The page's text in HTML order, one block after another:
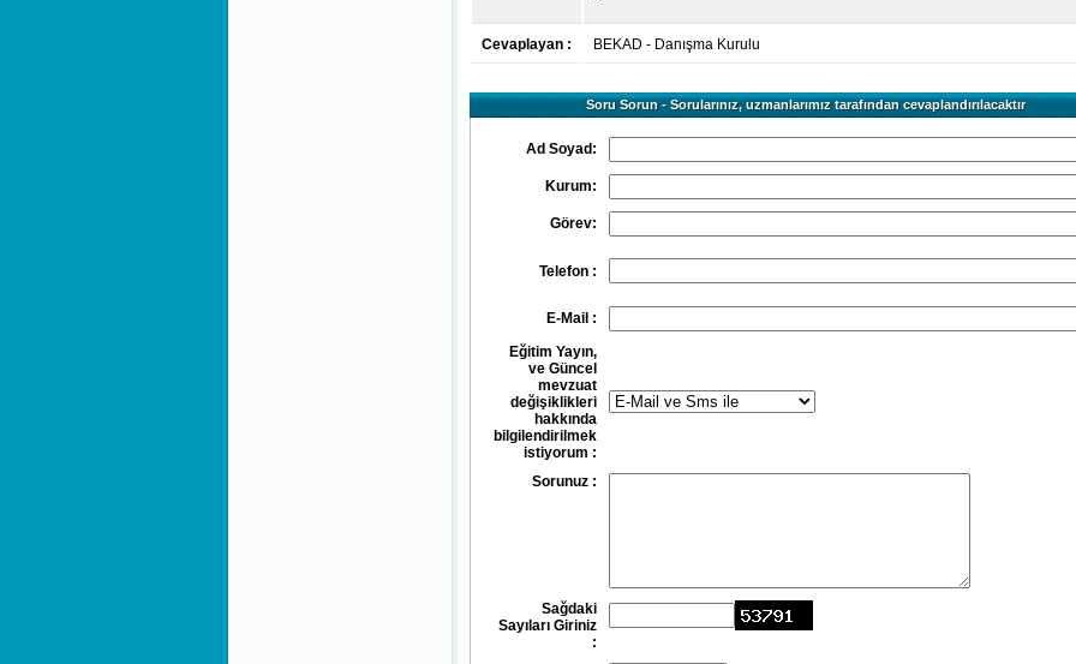
Cevaplayan : BEKAD - Danışma Kurulu
Soru Sorun - Sorularınız, uzmanlarımız tarafından cevaplandırılacaktır
Ad Soyad:
Kurum:
Görev:
Telefon :
E-Mail :
Eğitim Yayın,
ve Güncel
mevzuat
değişiklikleri
hakkında
bilgilendirilmek
istiyorum :
Sorunuz :
Sağdaki
Sayıları Giriniz
: